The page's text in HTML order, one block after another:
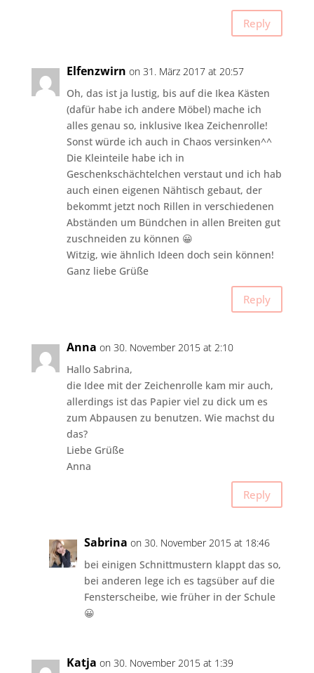
Reply
Elfenzwirn on 31. März 2017 at 20:57
Oh, das ist ja lustig, bis auf die Ikea Kästen
(dafür habe ich andere Möbel) mache ich
alles genau so, inklusive Ikea Zeichenrolle!
Sonst würde ich auch in Chaos versinken^^
Die Kleinteile habe ich in
Geschenkschächtelchen verstaut und ich hab
auch einen eigenen Nähtisch gebaut, der
bekommt jetzt noch Rillen in verschiedenen
Abständen um Bündchen in allen Breiten gut
zuschneiden zu können 😀
Witzig, wie ähnlich Ideen doch sein können!
Ganz liebe Grüße
Reply
Anna on 30. November 2015 at 2:10
Hallo Sabrina,
die Idee mit der Zeichenrolle kam mir auch,
allerdings ist das Papier viel zu dick um es
zum Abpausen zu benutzen. Wie machst du
das?
Liebe Grüße
Anna
Reply
Sabrina on 30. November 2015 at 18:46
bei einigen Schnittmustern klappt das so,
bei anderen lege ich es tagsüber auf die
Fensterscheibe, wie früher in der Schule
😀
Katja on 30. November 2015 at 1:39